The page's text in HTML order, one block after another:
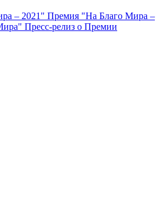
– 2021" Премия "На Благо Мира –
Пресс-релиз о Премии